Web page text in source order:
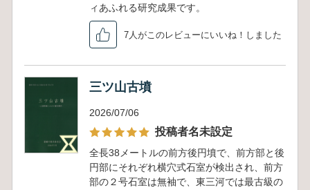
ィあふれる研究成果です。
7人がこのレビューにいいね！しました
三ツ山古墳
2026/07/06
投稿者名未設定
全長38メートルの前方後円墳で、前方部と後
円部にそれぞれ横穴式石室が検出され、前方
部の２号石室は無袖で、東三河では最古級の